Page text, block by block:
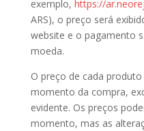
exemplo, https://
ARS), o preço será
website e o pagamento
moeda.
O preço de cada
momento da compra,
evidente. Os preços
momento, mas as